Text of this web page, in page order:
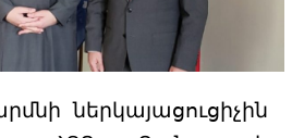
ներկայացուցիչին